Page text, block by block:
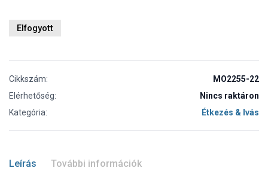
Elfogyott
Cikkszám:
MO2255-22
Elérhetőség:
Nincs raktáron
Kategória:
Étkezés & Ivás
Leírás További információk